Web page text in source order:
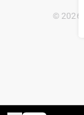
© 2026